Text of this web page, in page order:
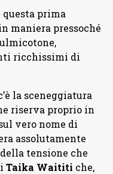
questa prima
maniera pressoché
ricchissimi di
la sceneggiatura
riserva proprio in
vero nome di
assolutamente
tensione che
Taika Waititi che,